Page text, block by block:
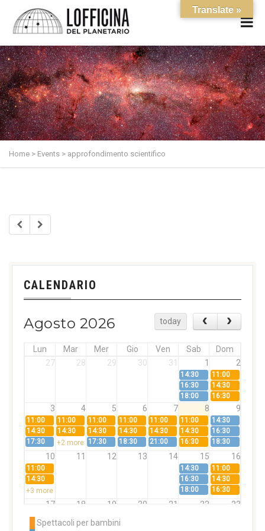
Home > Events > approfondimento scientifico
CALENDARIO
Agosto 2026 today
Lun Mar Mer Gio Ven Sab
Dom
27
28 29 30 31 1 2
14:30
11:00
16:30
14:30
18:00
16:30
3 4 5 6 7 8 9
11:00 11:00 11:00 11:00 11:00 11:00
14:30
14:30
14:30 14:30 14:30 14:30 14:30
16:30
17:30
+2 more 17:30 18:30 21:00 16:30 18:30
10 11 12 13 14 15 16
11:00 14:30
11:00
14:30
16:30
14:30
+3 more
18:00 16:30
17 18 19 20 21 22 23
11:00
14:30
14:30 14:30 14:30
Spettacoli per bambini
Translate »